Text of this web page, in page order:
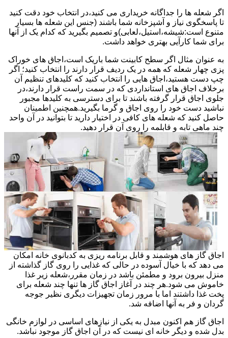
اگر شعله ها را جداگانه خریداری می کنید،در انتخاب خود دقت کنید
تا پاسخگوی نیاز و آشپزخانه شما باشند (جنس این شعله ها بسیار
متنوع است:شیشه،استیل،لعابی)و تصمیم بگیرید که کدام یک از آنها
برای شما کارآیی بهتری خواهد داشت.
به عنوان مثال اگر سطح کابینت شما باریک است،اجاق های خوراک
پزی چهار شعله که همه در یک ردیف قرار دارند را انتخاب کنید؛ اگر
چپ دست هستید،اجاق هایی را انتخاب کنید که کلیدهای تنظیم آن
برخلاف اجاق های استانداردی که در سمت راست قرار دارند،در
جلوی اجاق قرار گرفته باشند تا برای دسترسی به کلیدها مجبور
نباشید دست خود را روی اجاق و گرما بگیرید.همچنین اطمینان
حاصل کنید که شعله های کافی در اختیار دارید تا بتوانید در آن واحد
چند ماهی تابه و قابلمه را روی آن قرار دهید.
اجاق گاز های هوشمند و قابل برنامه ریزی به کدبانوی خانه امکان
می دهد که با خیال آسوده در حالی که غذایی را روی گاز گذاشته از
منزل بیرون برود و مطمئن باشد در زمان مقرر،شعله زیر غذا
خاموش می شود.هر چند در آغاز اجاق گاز ها تنها چند شعله برای
پخت غذا داشتند اما با مرور زمان تجهیزات دیگری نظیر جوجه
گردان و فر به آنها اضافه شد.
اجاق گاز هم اکنون مبدل به یکی از نیازهای اساسی در لوازم خانگی
بدل شده و دیگر خانه ای نیست که در آن اجاق گاز موجود نباشد.